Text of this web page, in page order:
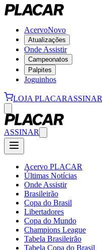
AcervoNovo
Atualizações
Onde Assistir
Campeonatos
Palpites
Joguinhos
LOJA PLACARASSINAR
ASSINAR
Acervo PLACAR
Últimas Notícias
Onde Assistir
Brasileirão
Copa do Brasil
Libertadores
Copa do Mundo
Champions League
Tabela Brasileirão
Tabela Copa do Brasil